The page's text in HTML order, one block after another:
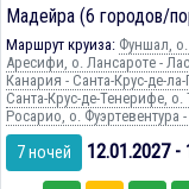
Мадейра (6 городов/
Маршрут круиза: Фуншал,
Аресифи, о. Лансароте -
Канария - Санта-Крус-де-
Санта-Крус-де-Тенерифе,
Росарио, о.
7 ночей 12.01.2027 -